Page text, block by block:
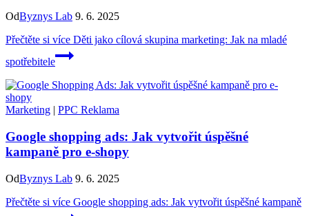
OdByznys Lab 9. 6. 2025
Přečtěte si více Děti jako cílová skupina marketing: Jak na mladé
spotřebitele
Marketing | PPC Reklama
Google shopping ads: Jak vytvořit úspěšné
kampaně pro e-shopy
OdByznys Lab 9. 6. 2025
Přečtěte si více Google shopping ads: Jak vytvořit úspěšné kampaně